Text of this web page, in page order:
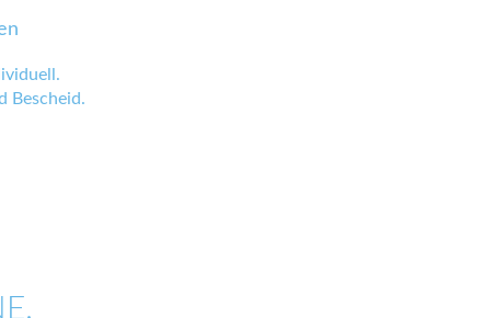
Bescheid.